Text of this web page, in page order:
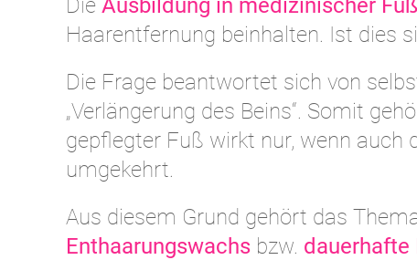
Die Ausbildung in medizinischer
Haarentfernung beinhalten. Ist dies
Die Frage beantwortet sich von
„Verlängerung des Beins“. Somit
gepflegter Fuß wirkt nur, wenn auch
umgekehrt.
Aus diesem Grund gehört das
Enthaarungswachs bzw. dauerhafte